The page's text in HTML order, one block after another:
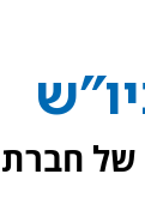
של חברת